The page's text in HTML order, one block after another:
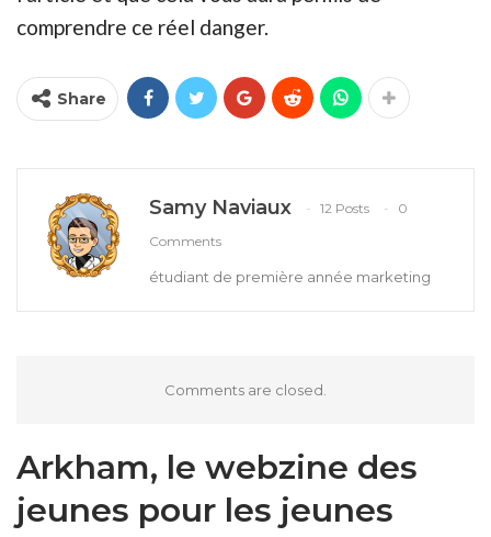
comprendre ce réel danger.
Share
Samy Naviaux 12 Posts
0
Comments
étudiant de première année marketing
Comments are closed.
Arkham, le webzine des
jeunes pour les jeunes